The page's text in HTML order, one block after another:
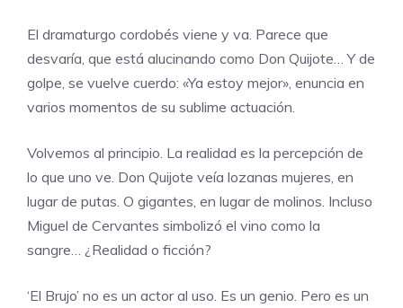
El dramaturgo cordobés viene y va. Parece que
desvaría, que está alucinando como Don Quijote… Y de
golpe, se vuelve cuerdo: «Ya estoy mejor», enuncia en
varios momentos de su sublime actuación.
Volvemos al principio. La realidad es la percepción de
lo que uno ve. Don Quijote veía lozanas mujeres, en
lugar de putas. O gigantes, en lugar de molinos. Incluso
Miguel de Cervantes simbolizó el vino como la
sangre… ¿Realidad o ficción?
‘El Brujo’ no es un actor al uso. Es un genio. Pero es un